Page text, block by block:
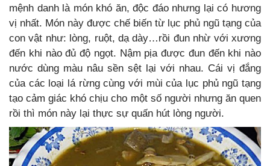
mệnh danh là món khó ăn, độc đáo nhưng lại có hương
vị nhất. Món này được chế biến từ lục phủ ngũ tạng của
con vật như: lòng, ruột, dạ dày…rồi đun nhừ với xương
đến khi nào đủ độ ngọt. Nậm pịa được đun đến khi nào
nước dùng màu nâu sền sệt lại với nhau. Cái vị đắng
của các loại lá rừng cùng với mùi của lục phủ ngũ tạng
tạo cảm giác khó chịu cho một số người nhưng ăn quen
rồi thì món này lại thực sự quấn hút lòng người.